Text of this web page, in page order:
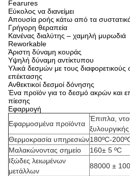
Fearures
Εύκολος να διανείμει
Απουσία ροής κάτω από τα
Γρήγορη θεραπεία
Κανένας διαλύτης – χαμηλή μυρωδιά
Reworkable
Άριστη δύναμη κουράς
Υψηλή δύναμη αντίκτυπου
Υλικά δεσμών με τους διαφορετικούς
επέκτασης
Ανθεκτικοί δεσμοί δόνησης
Ένα προϊόν για το δεσμό ακρών και
πίεσης
Εφαρμογή
Εφαρμοσμένα προϊόντα
Έπιπλα,
ξυλουργικής
Θερμοκρασία υπηρεσιών180ºC-
Μαλακώνοντας σημείο
160± 5 ºC
Ιξώδες λειωμένων
μετάλλων
88000 ±